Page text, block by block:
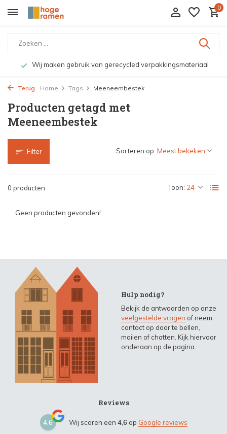
0
Wij maken gebruik van gerecycled verpakkingsmateriaal
Terug Home Tags Meeneembestek
Producten getagd met
Meeneembestek
Filter
0 producten Toon:
Sorteren op:
Geen producten gevonden!...
Hulp nodig?
Bekijk de antwoorden op onze
veelgestelde vragen of neem
contact op door te bellen,
mailen of chatten. Kijk hiervoor
onderaan op de pagina.
Reviews
4,6 Wij scoren een 4,6 op Google reviews